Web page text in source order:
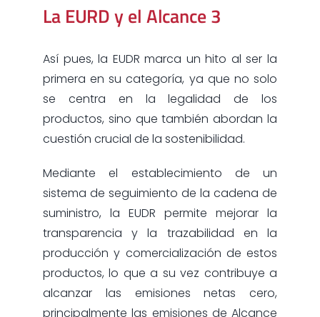
La EURD y el Alcance 3
Así pues, la EUDR marca un hito al ser la
primera en su categoría, ya que no solo
se centra en la legalidad de los
productos, sino que también abordan la
cuestión crucial de la sostenibilidad.
Mediante el establecimiento de un
sistema de seguimiento de la cadena de
suministro, la EUDR permite mejorar la
transparencia y la trazabilidad en la
producción y comercialización de estos
productos, lo que a su vez contribuye a
alcanzar las emisiones netas cero,
principalmente las emisiones de Alcance